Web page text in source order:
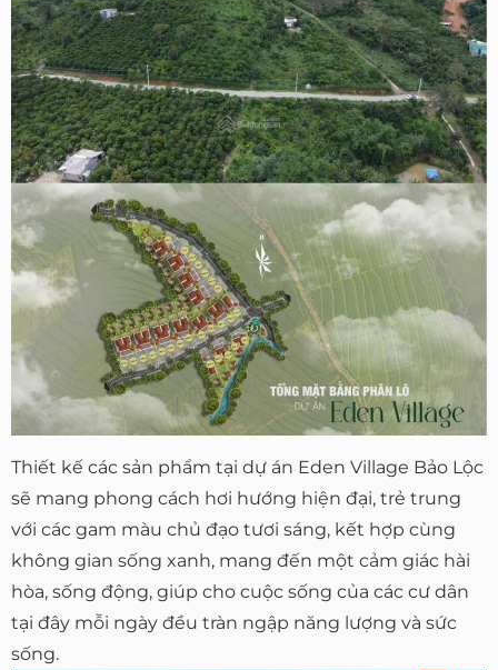
Thiết kế các sản phẩm tại dự án Eden Village Bảo Lộc
sẽ mang phong cách hơi hướng hiện đại, trẻ trung
với các gam màu chủ đạo tươi sáng, kết hợp cùng
không gian sống xanh, mang đến một cảm giác hài
hòa, sống động, giúp cho cuộc sống của các cư dân
tại đây mỗi ngày đều tràn ngập năng lượng và sức
sống.